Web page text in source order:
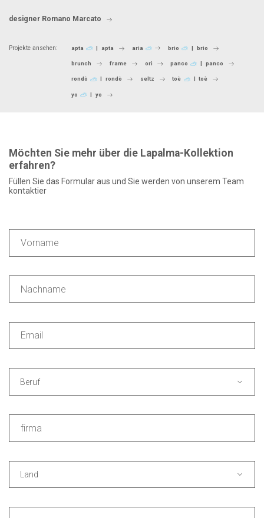
designer Romano Marcato
Projekte ansehen: apta
apta aria brio
brio
brunch frame ori panco
panco
rondò
rondò seltz toè
toè
yo
yo
Möchten Sie mehr über die Lapalma-Kollektion
erfahren?
Füllen Sie das Formular aus und Sie werden von unserem Team
kontaktier
Beruf
Land